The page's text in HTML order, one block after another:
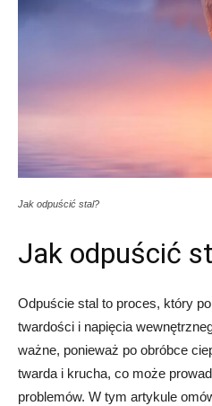
Jak odpuścić stal?
Jak odpuścić
Odpuście stal to proces, który
twardości i napięcia
ważne, ponieważ po obróbce
twarda i krucha, co może
problemów. W tym artykule